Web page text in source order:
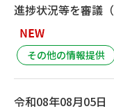
進捗状況等を審議
その他の情報提供
令和08年08月05日